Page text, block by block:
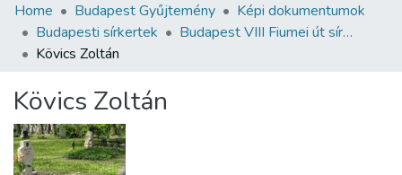
Communities & Collections
All of DSpace
About us
Home Budapest Gyűjtemény
Képi dokumentumok
Budapesti sírkertek
Budapest VIII Fiumei út sírkert 2. rész
Kövics Zoltán
Kövics Zoltán